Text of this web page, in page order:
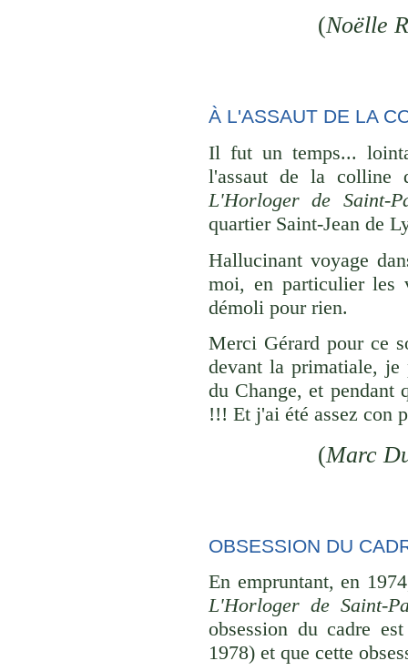
(Noëlle
À L'ASSAUT DE LA
Il fut un temps...
l'assaut de la colline
L'Horloger de Saint-
quartier Saint-Jean de
Hallucinant voyage
moi, en particulier les
démoli pour rien.
Merci Gérard pour ce
devant la primatiale, je
du Change, et
!!! Et j'ai été assez con
(Marc
OBSESSION DU
En empruntant, en
L'Horloger de Saint-
obsession du cadre
1978) et que cette